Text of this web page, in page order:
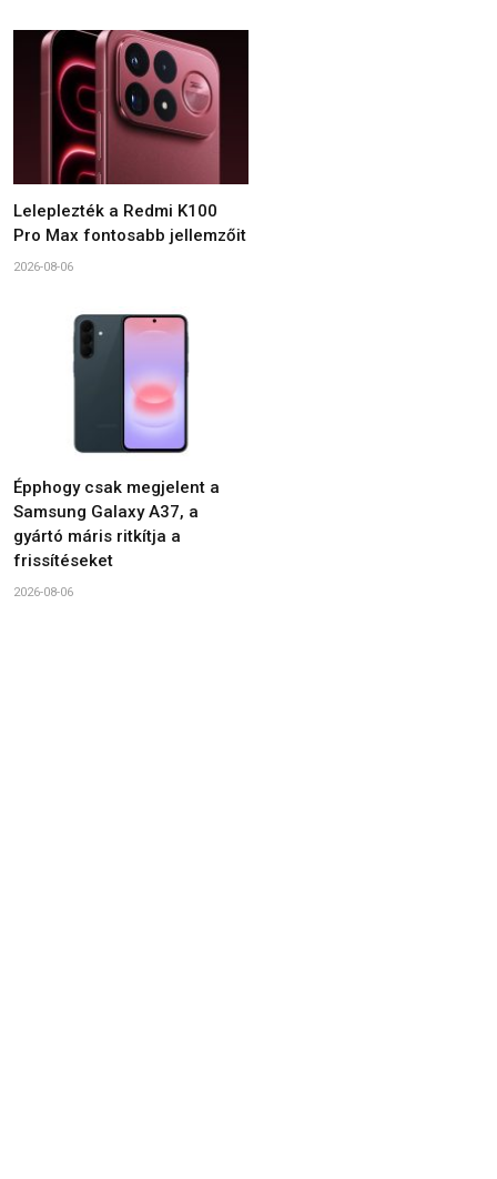
Leleplezték a Redmi K100
Pro Max fontosabb jellemzőit
2026-08-06
Épphogy csak megjelent a
Samsung Galaxy A37, a
gyártó máris ritkítja a
frissítéseket
2026-08-06